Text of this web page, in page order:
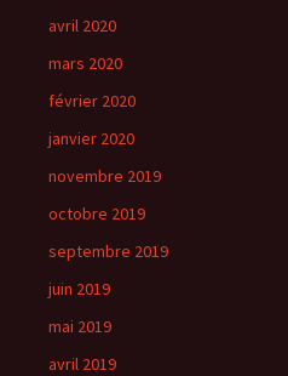
avril 2020
mars 2020
février 2020
janvier 2020
novembre 2019
octobre 2019
septembre 2019
juin 2019
mai 2019
avril 2019